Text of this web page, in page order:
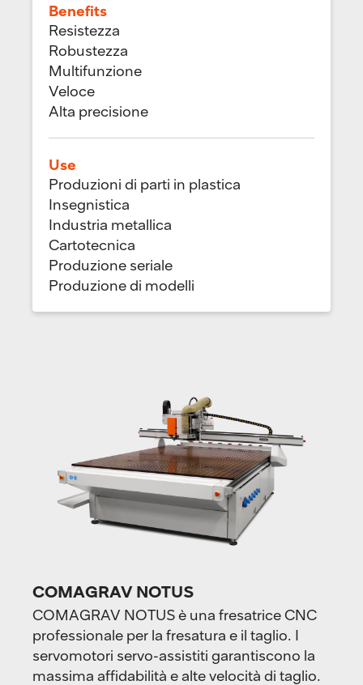
Benefits
Resistezza
Robustezza
Multifunzione
Veloce
Alta precisione
Use
Produzioni di parti in plastica
Insegnistica
Industria metallica
Cartotecnica
Produzione seriale
Produzione di modelli
COMAGRAV NOTUS
COMAGRAV NOTUS è una fresatrice CNC
professionale per la fresatura e il taglio. I
servomotori servo-assistiti garantiscono la
massima affidabilità e alte velocità di taglio.